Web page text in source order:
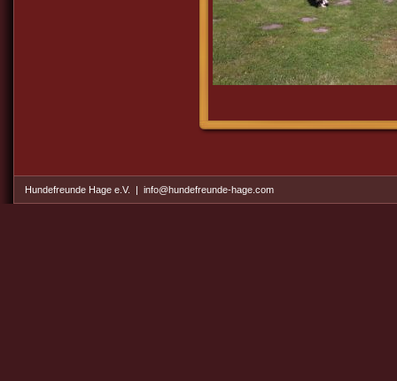
Hundefreunde Hage e.V. | info@hundefreunde-hage.com